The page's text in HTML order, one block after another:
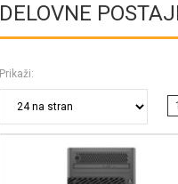
DELOVNE
Prikaži:
1